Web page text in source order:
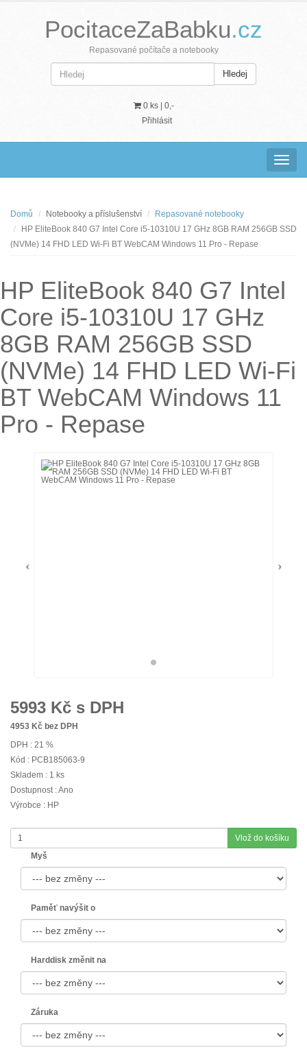
PocitaceZaBabku.cz
Repasované počítače a notebooky
Hledej
0 ks | 0,-
Přihlásit
Domů Notebooky a příslušenství
Repasované notebooky
HP EliteBook 840 G7 Intel Core i5-10310U 17 GHz 8GB RAM 256GB SSD
(NVMe) 14 FHD LED Wi-Fi BT WebCAM Windows 11 Pro - Repase
HP EliteBook 840 G7 Intel
Core i5-10310U 17 GHz
8GB RAM 256GB SSD
(NVMe) 14 FHD LED Wi-Fi
BT WebCAM Windows 11
Pro - Repase
5993 Kč s DPH
4953 Kč bez DPH
DPH : 21 %
Kód : PCB185063-9
Skladem : 1 ks
Dostupnost : Ano
Výrobce : HP
Vlož do košíku
Myš
Paměť navýšit o
Harddisk změnit na
Záruka